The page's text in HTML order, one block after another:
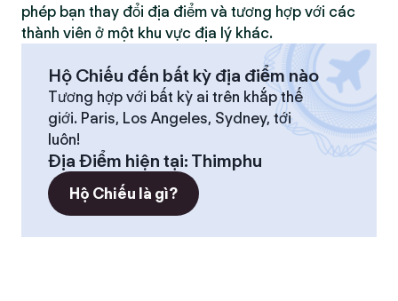
phép bạn thay đổi địa điểm và tương hợp với các
thành viên ở một khu vực địa lý khác.
Hộ Chiếu đến bất kỳ địa điểm nào
Tương hợp với bất kỳ ai trên khắp thế
giới. Paris, Los Angeles, Sydney, tới
luôn!
Địa Điểm hiện tại: Thimphu
Hộ Chiếu là gì?